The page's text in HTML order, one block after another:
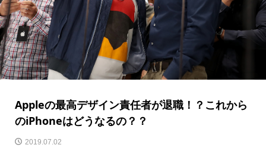
Appleの最高デザイン責任者が退職！？これから
のiPhoneはどうなるの？？
2019.07.02